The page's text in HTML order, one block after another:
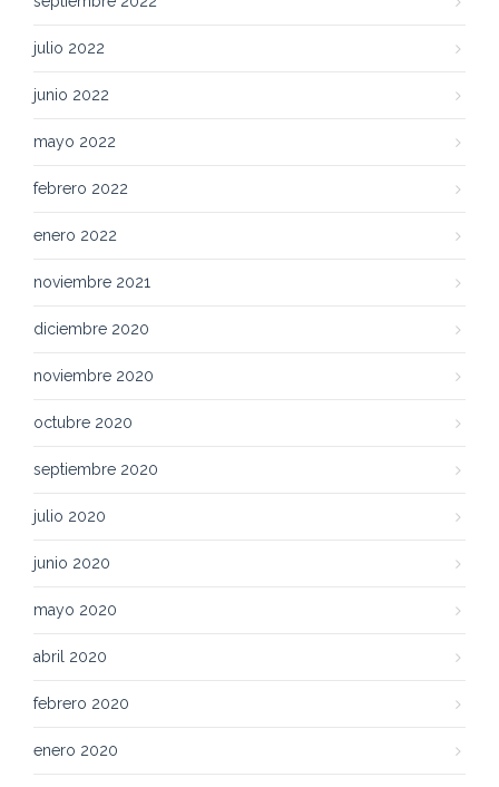
julio 2022
junio 2022
mayo 2022
febrero 2022
enero 2022
noviembre 2021
diciembre 2020
noviembre 2020
octubre 2020
septiembre 2020
julio 2020
junio 2020
mayo 2020
abril 2020
febrero 2020
enero 2020